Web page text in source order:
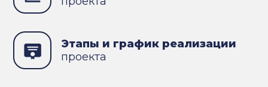
Этапы и график реализации
проекта